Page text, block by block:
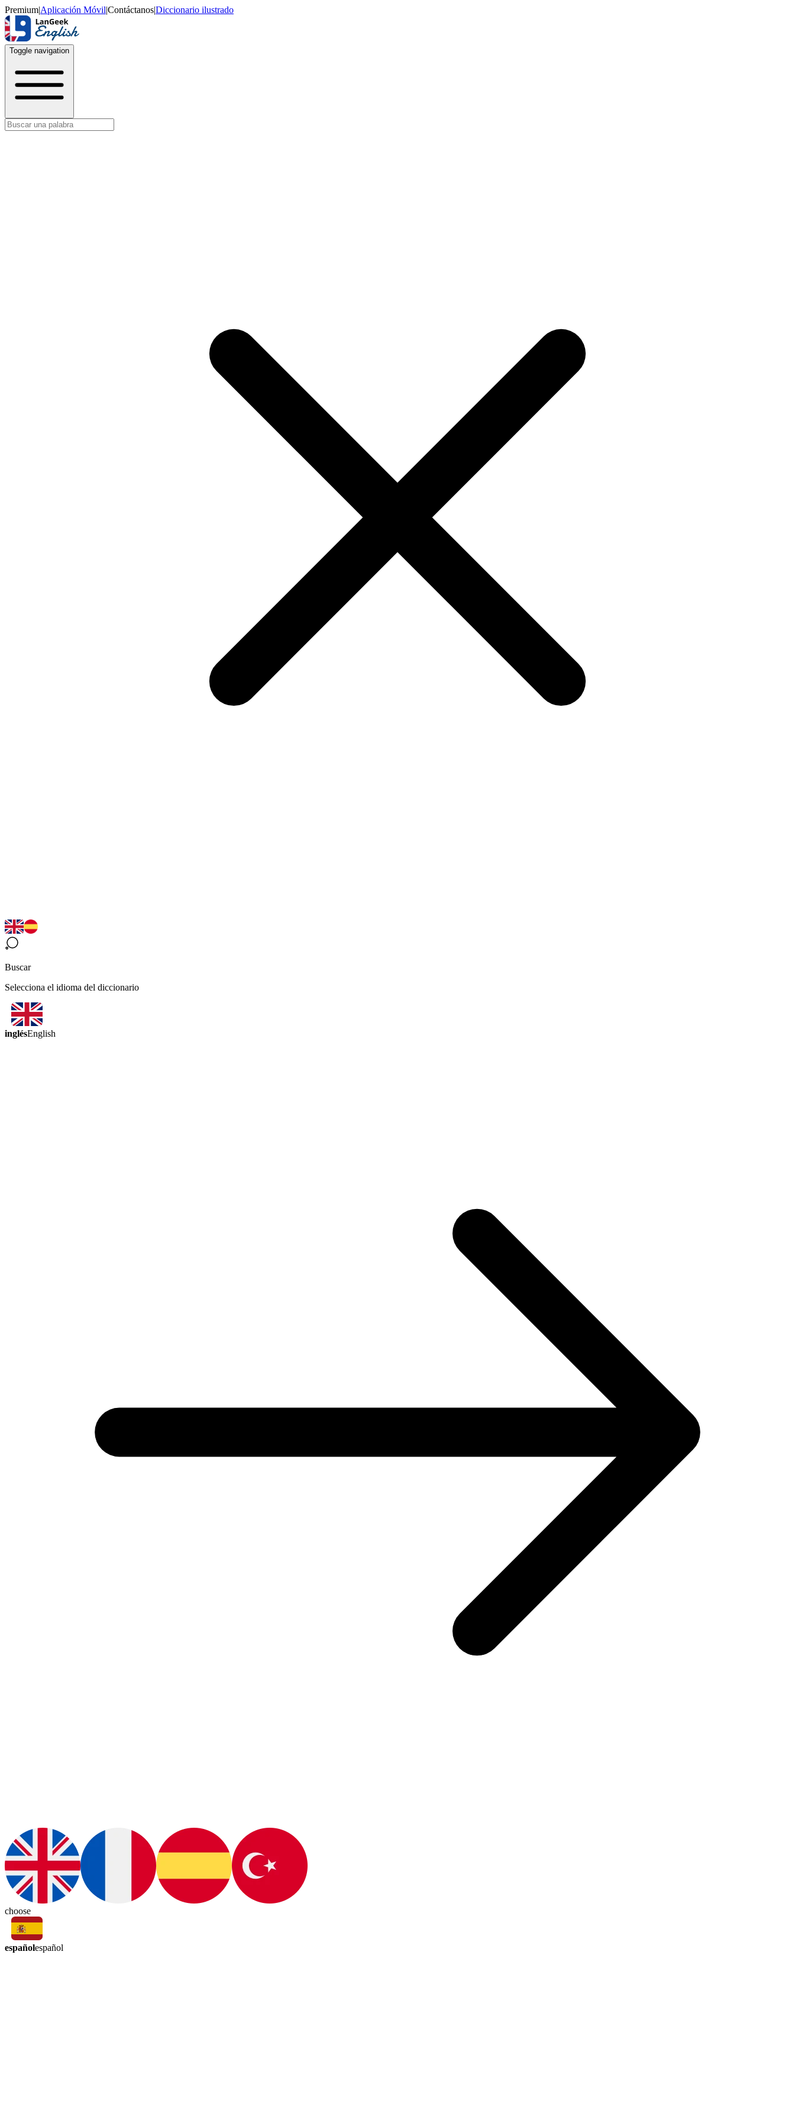
Premium|Aplicación Móvil|Contáctanos|Diccionario ilustrado
Toggle navigation
Buscar
Selecciona el idioma del diccionario
inglésEnglish
choose
españolespañol